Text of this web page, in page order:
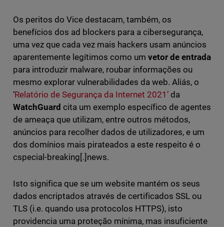
Os peritos do Vice destacam, também, os
benefícios dos ad blockers para a cibersegurança,
uma vez que cada vez mais hackers usam anúncios
aparentemente legítimos como umvetor de entrada
para introduzir malware, roubar informações ou
mesmo explorar vulnerabilidades da web. Aliás, o
‘Relatório de Segurança da Internet 2021’ da
WatchGuard cita um exemplo específico de agentes
de ameaça que utilizam, entre outros métodos,
anúncios para recolher dados de utilizadores, e um
dos domínios mais pirateados a este respeito é o
cspecial-breaking[.]news.
Isto significa que se um website mantém os seus
dados encriptados através de certificados SSL ou
TLS (i.e. quando usa protocolos HTTPS), isto
providencia uma proteção mínima, mas insuficiente